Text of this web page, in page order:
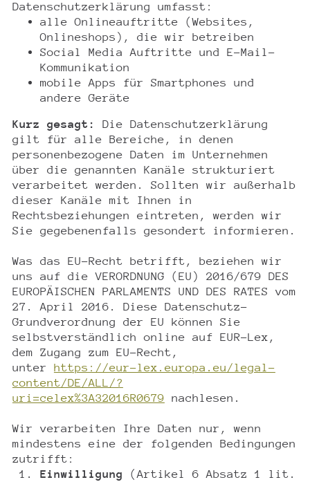
Datenschutzerklärung umfasst:
alle Onlineauftritte (Websites,
Onlineshops), die wir betreiben
Social Media Auftritte und E-Mail-
Kommunikation
mobile Apps für Smartphones und
andere Geräte
Kurz gesagt:
Die Datenschutzerklärung
gilt für alle Bereiche, in denen
personenbezogene Daten im Unternehmen
über die genannten Kanäle strukturiert
verarbeitet werden. Sollten wir außerhalb
dieser Kanäle mit Ihnen in
Rechtsbeziehungen eintreten, werden wir
Sie gegebenenfalls gesondert informieren.
Was das EU-Recht betrifft, beziehen wir
uns auf die VERORDNUNG (EU) 2016/679 DES
EUROPÄISCHEN PARLAMENTS UND DES RATES vom
27. April 2016. Diese Datenschutz-
Grundverordnung der EU können Sie
selbstverständlich online auf EUR-Lex,
dem Zugang zum EU-Recht,
unter https://eur-lex.europa.eu/legal-
content/DE/ALL/?
uri=celex%3A32016R0679 nachlesen.
Wir verarbeiten Ihre Daten nur, wenn
mindestens eine der folgenden Bedingungen
zutrifft:
Einwilligung
(Artikel 6 Absatz 1 lit.